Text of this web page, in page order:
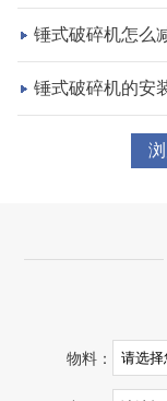
湖北省宜昌市
项目坐标
锤式破碎机怎么
锤式破碎机的安
物料：